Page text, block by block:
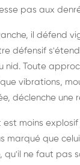
pas aux
il défend
défensif
nid. Toute
vibrations,
déclenche une
moins
marqué que
qu'il ne faut pas